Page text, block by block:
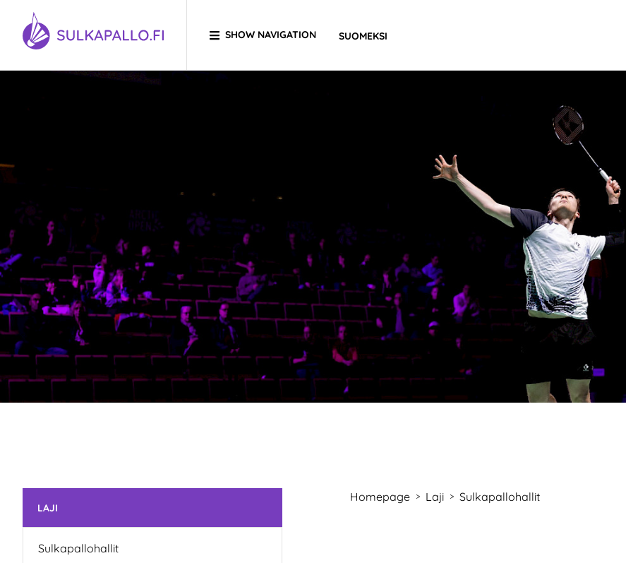
Skip to content
TO HOMEPAGE
SHOW NAVIGATION SUOMEKSI
Homepage > Laji > Sulkapallohallit
Skip subnavigation
LAJI
Sulkapallohallit